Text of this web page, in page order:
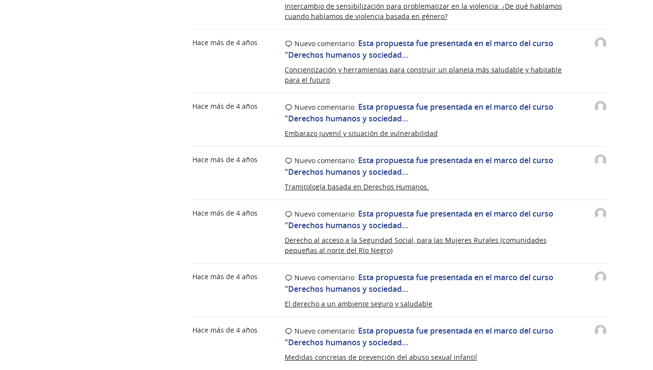
Intercambio de sensibilización para problematizar en la violencia: ¿De qué hablamos
cuando hablamos de violencia basada en género?
Hace más de 4 años Nuevo comentario: Esta propuesta fue presentada en el marco del curso
"Derechos humanos y sociedad…
Concientización y herramientas para construir un planeta más saludable y habitable
para el futuro
Hace más de 4 años Nuevo comentario: Esta propuesta fue presentada en el marco del curso
"Derechos humanos y sociedad…
Embarazo juvenil y situación de vulnerabilidad
Hace más de 4 años Nuevo comentario: Esta propuesta fue presentada en el marco del curso
"Derechos humanos y sociedad…
Tramitología basada en Derechos Humanos.
Hace más de 4 años Nuevo comentario: Esta propuesta fue presentada en el marco del curso
"Derechos humanos y sociedad…
Derecho al acceso a la Seguridad Social, para las Mujeres Rurales (comunidades
pequeñas al norte del Río Negro)
Hace más de 4 años Nuevo comentario: Esta propuesta fue presentada en el marco del curso
"Derechos humanos y sociedad…
El derecho a un ambiente seguro y saludable
Hace más de 4 años Nuevo comentario: Esta propuesta fue presentada en el marco del curso
"Derechos humanos y sociedad…
Medidas concretas de prevención del abuso sexual infantil